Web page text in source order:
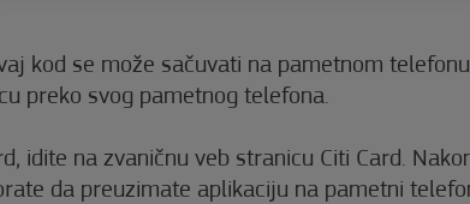
kod se može sačuvati na pametnom
preko svog pametnog telefona.
idite na zvaničnu veb stranicu Citi Card.
da preuzimate aplikaciju na pametni